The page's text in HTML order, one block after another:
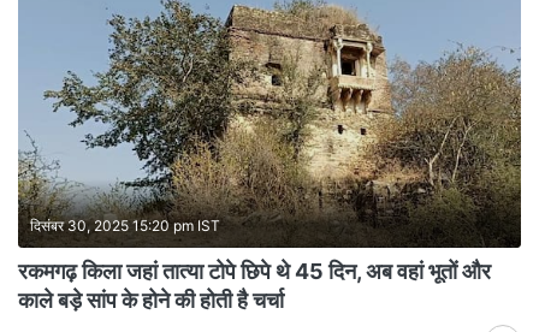
दिसंबर 30, 2025 15:20 pm IST
रकमगढ़ किला जहां तात्या टोपे छिपे थे 45 दिन, अब वहां भूतों और
काले बड़े सांप के होने की होती है चर्चा